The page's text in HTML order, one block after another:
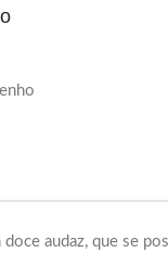
audaz, que se